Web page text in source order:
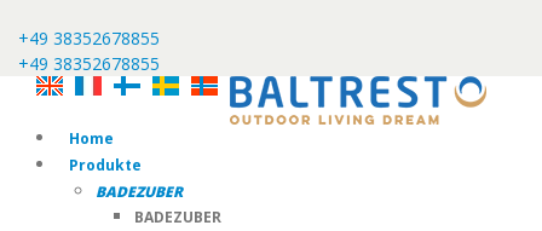
+49 38352678855
+49 38352678855
Home
Produkte
BADEZUBER
BADEZUBER